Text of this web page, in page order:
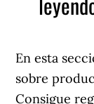
En esta
sobre
Consigue